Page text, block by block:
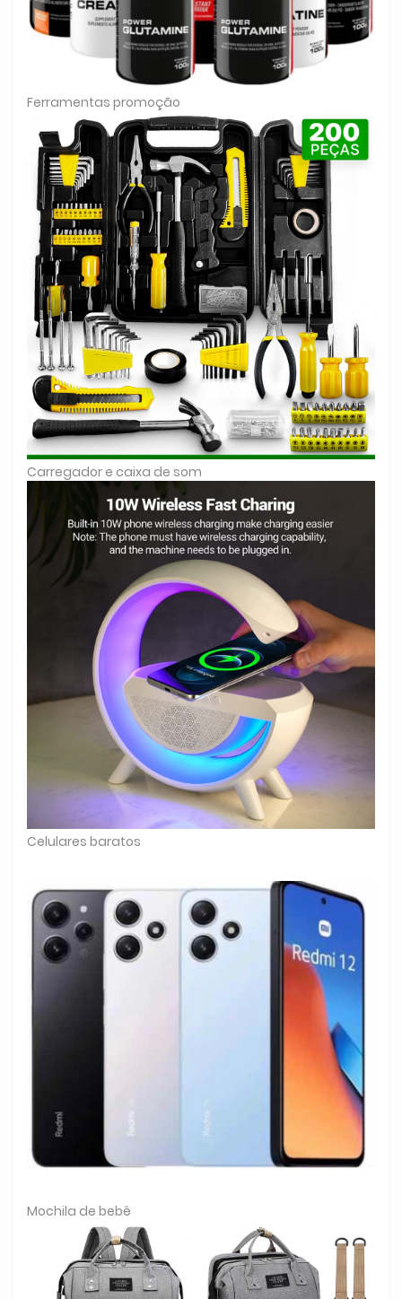
Ferramentas promoção
Carregador e caixa de som
Celulares baratos
Mochila de bebê